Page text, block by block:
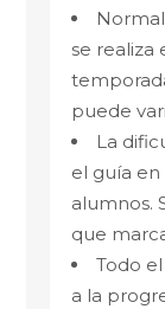
se realiza
puede
La
el guía en
alumnos.
que
Todo
a la